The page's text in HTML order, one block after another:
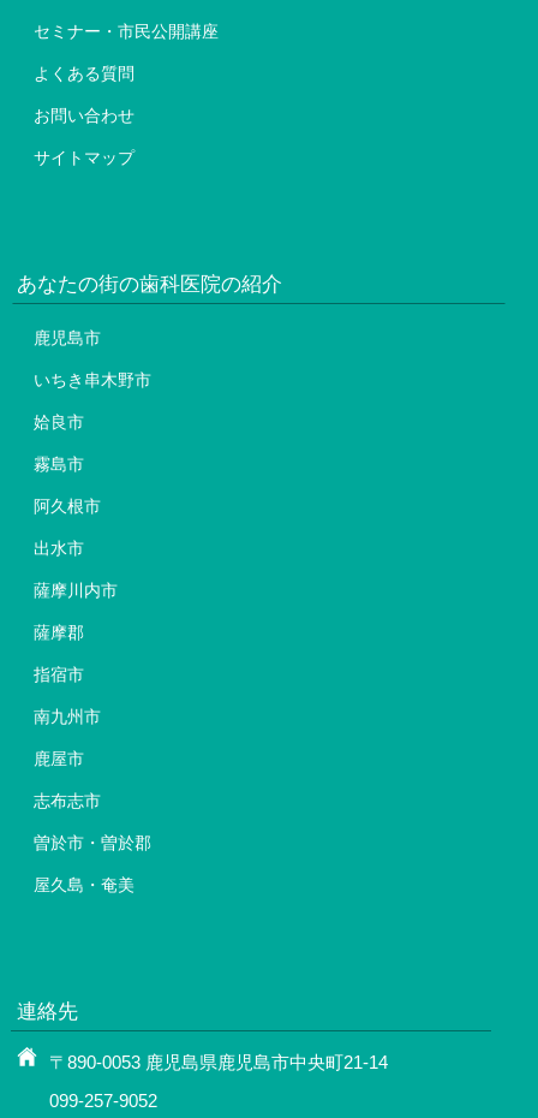
セミナー・市民公開講座
よくある質問
お問い合わせ
サイトマップ
あなたの街の歯科医院の紹介
鹿児島市
いちき串木野市
姶良市
霧島市
阿久根市
出水市
薩摩川内市
薩摩郡
指宿市
南九州市
鹿屋市
志布志市
曽於市・曽於郡
屋久島・奄美
連絡先
〒890-0053 鹿児島県鹿児島市中央町21-14
099-257-9052